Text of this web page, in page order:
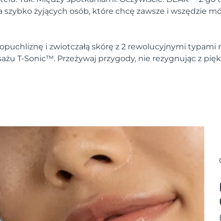
szybko żyjących osób, które chcę zawsze i wszędzie
i zwiotczałą skórę z 2 rewolucyjnymi typami
T-Sonic™. Przeżywaj przygody, nie rezygnując z